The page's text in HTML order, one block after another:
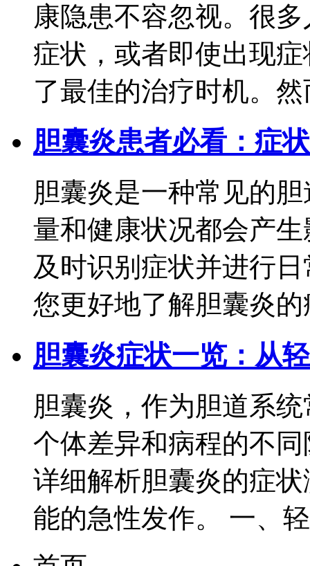
康隐患不容忽视。很
症状，或者即使出现
了最佳的治疗时机。然
胆囊炎患者必看：症
胆囊炎是一种常见的
量和健康状况都会产
及时识别症状并进行
您更好地了解胆囊炎的
胆囊炎症状一览：从
胆囊炎，作为胆道系
个体差异和病程的不
详细解析胆囊炎的症
能的急性发作。 一、